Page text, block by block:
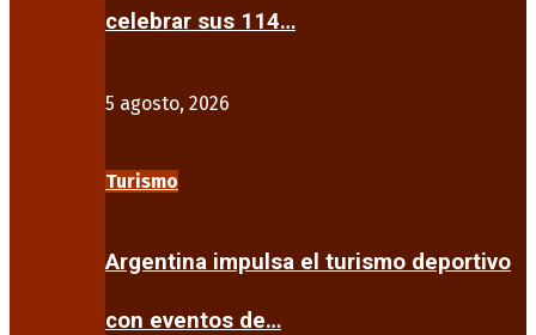
celebrar sus 114…
5 agosto, 2026
Turismo
Argentina impulsa el turismo deportivo
con eventos de…